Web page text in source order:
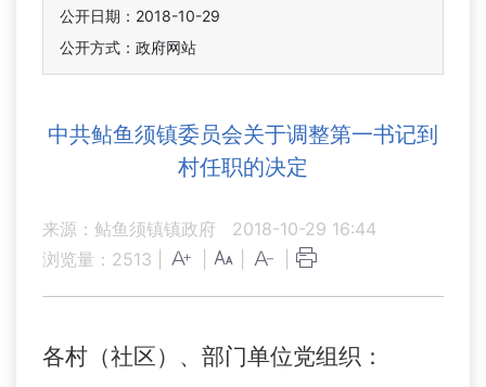
公开日期：2018-10-29
公开方式：政府网站
中共鲇鱼须镇委员会关于调整第一书记到
村任职的决定
来源：鲇鱼须镇镇政府
2018-10-29 16:44
浏览量： 2513
各村（社区）、部门单位党组织：